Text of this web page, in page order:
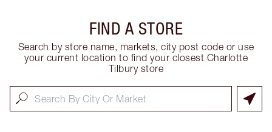
FIND A STORE
Search by store name, markets, city post code or use
your current location to find your closest Charlotte
Tilbury store